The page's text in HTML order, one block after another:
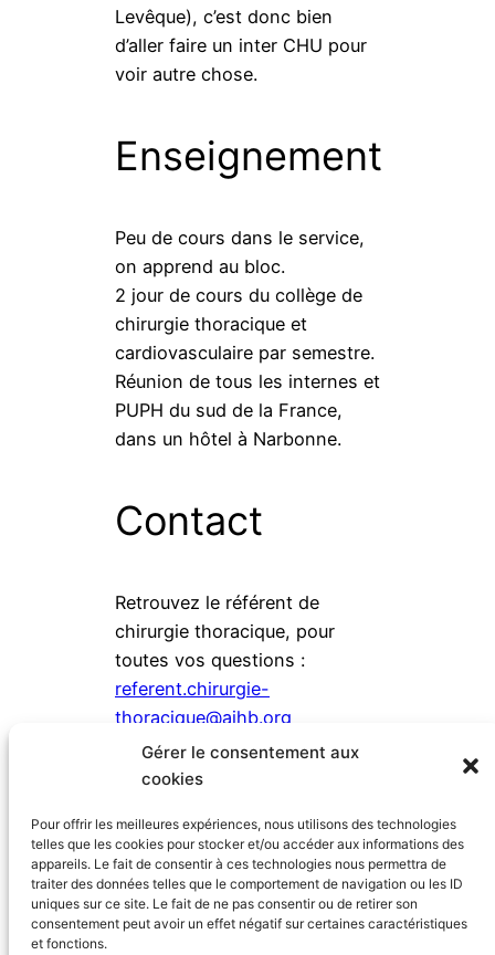
Gérer le consentement aux
cookies
Pour offrir les meilleures expériences, nous utilisons des technologies
telles que les cookies pour stocker et/ou accéder aux informations des
appareils. Le fait de consentir à ces technologies nous permettra de
traiter des données telles que le comportement de navigation ou les ID
uniques sur ce site. Le fait de ne pas consentir ou de retirer son
consentement peut avoir un effet négatif sur certaines caractéristiques
et fonctions.
Levêque), c’est donc bien
d’aller faire un inter CHU pour
voir autre chose.
Enseignement
Peu de cours dans le service,
on apprend au bloc.
2 jour de cours du collège de
chirurgie thoracique et
cardiovasculaire par semestre.
Réunion de tous les internes et
PUPH du sud de la France,
dans un hôtel à Narbonne.
Contact
Retrouvez le référent de
chirurgie thoracique, pour
toutes vos questions :
referent.chirurgie-
thoracique@aihb.org
Liens utiles
Société Française de Chirurgie
Thoracique et Cardio-
Vasculaire (SFCTCV)